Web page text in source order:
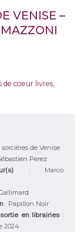
VENISE –
de coeur livres
sorcières de Venise
Perez
: Marco
: Papillon Noir
en librairies :
2024